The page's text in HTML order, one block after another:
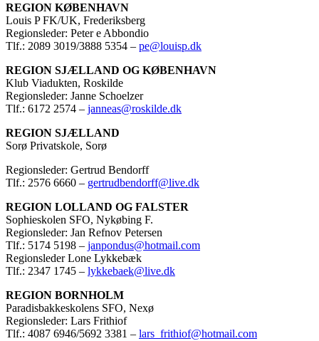
REGION KØBENHAVN
Louis P FK/UK, Frederiksberg
Regionsleder: Peter e Abbondio
Tlf.: 2089 3019/3888 5354 – pe@louisp.dk
REGION SJÆLLAND OG KØBENHAVN
Klub Viadukten, Roskilde
Regionsleder: Janne Schoelzer
Tlf.: 6172 2574 – janneas@roskilde.dk
REGION SJÆLLAND
Sorø Privatskole, Sorø
Regionsleder: Gertrud Bendorff
Tlf.: 2576 6660 – gertrudbendorff@live.dk
REGION LOLLAND OG FALSTER
Sophieskolen SFO, Nykøbing F.
Regionsleder: Jan Refnov Petersen
Tlf.: 5174 5198 – janpondus@hotmail.com
Regionsleder Lone Lykkebæk
Tlf.: 2347 1745 – lykkebaek@live.dk
REGION BORNHOLM
Paradisbakkeskolens SFO, Nexø
Regionsleder: Lars Frithiof
Tlf.: 4087 6946/5692 3381 – lars_frithiof@hotmail.com